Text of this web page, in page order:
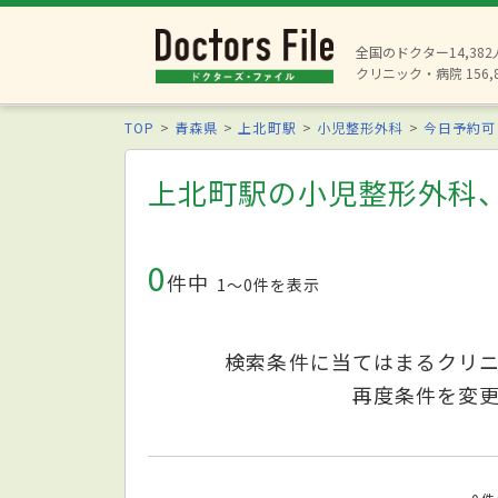
全国のドクター14,382
クリニック・病院
TOP 青森県 上北町駅 小児整形外科 今日予約可
上北町駅の小児整形外科
0件中 1〜0件を表示
検索条件に当てはまるクリ
再度条件を変